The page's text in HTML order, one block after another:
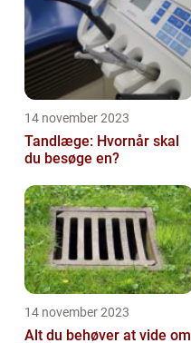
14 november 2023
Tandlæge: Hvornår skal
du besøge en?
14 november 2023
Alt du behøver at vide om